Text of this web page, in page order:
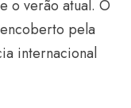
o verão atual. O
pela
internacional